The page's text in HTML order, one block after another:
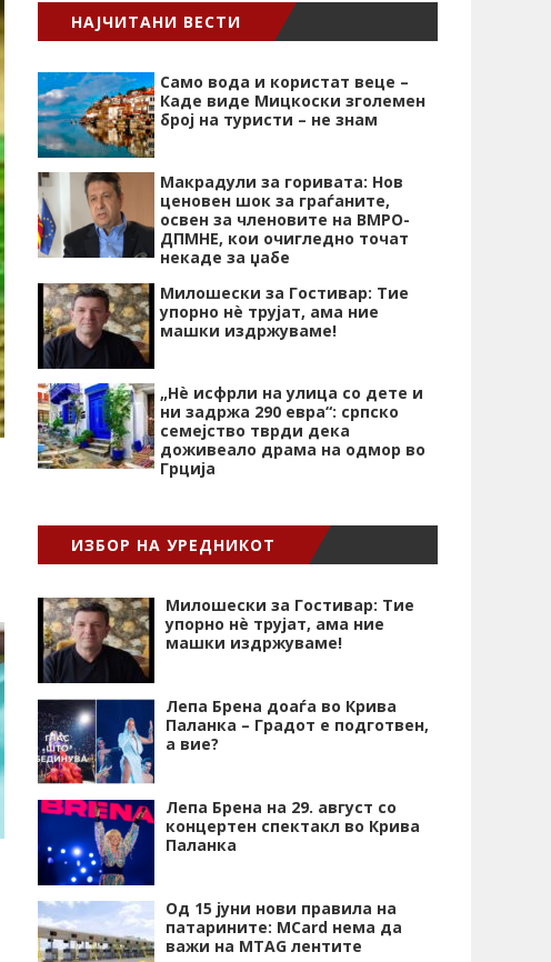
НАЈЧИТАНИ ВЕСТИ
Само вода и користат веце –
Каде виде Мицкоски зголемен
број на туристи – не знам
Макрадули за горивата: Нов
ценовен шок за граѓаните,
освен за членовите на ВМРО-
ДПМНЕ, кои очигледно точат
некаде за џабе
Милошески за Гостивар: Тие
упорно нѐ трујат, ама ние
машки издржуваме!
„Нѐ исфрли на улица со дете и
ни задржа 290 евра“: српско
семејство тврди дека
доживеало драма на одмор во
Грција
ИЗБОР НА УРЕДНИКОТ
Милошески за Гостивар: Тие
упорно нѐ трујат, ама ние
машки издржуваме!
Лепа Брена доаѓа во Крива
Паланка – Градот е подготвен,
а вие?
Лепа Брена на 29. август со
концертен спектакл во Крива
Паланка
Од 15 јуни нови правила на
патарините: MCard нема да
важи на MTAG лентите